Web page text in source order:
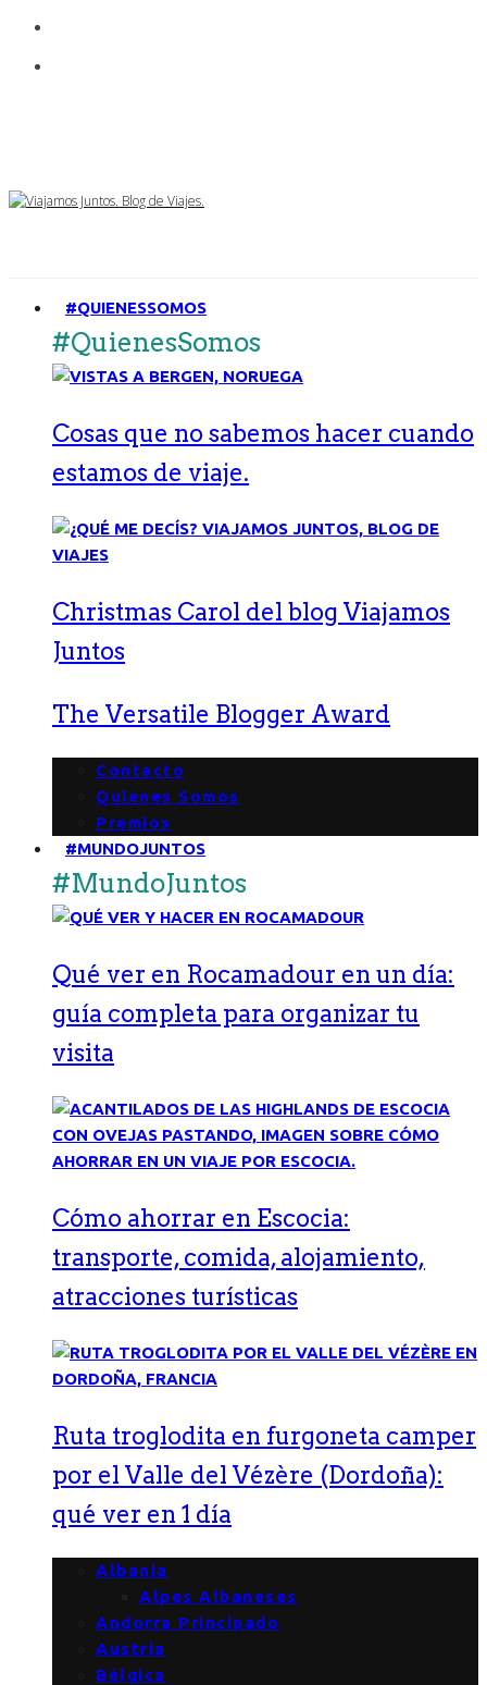
#QUIENESSOMOS
#QuienesSomos
Cosas que no sabemos hacer cuando
estamos de viaje.
Christmas Carol del blog Viajamos
Juntos
The Versatile Blogger Award
Contacto
Quienes Somos
Premios
#MUNDOJUNTOS
#MundoJuntos
Qué ver en Rocamadour en un día:
guía completa para organizar tu
visita
Cómo ahorrar en Escocia:
transporte, comida, alojamiento,
atracciones turísticas
Ruta troglodita en furgoneta camper
por el Valle del Vézère (Dordoña):
qué ver en 1 día
Albania
Alpes Albaneses
Andorra Principado
Austria
Bélgica